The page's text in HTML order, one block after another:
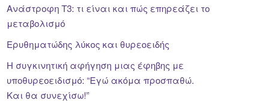
Ανάστροφη Τ3: τι είναι και πώς επηρεάζει το
μεταβολισμό
Ερυθηματώδης λύκος και θυρεοειδής
Η συγκινητική αφήγηση μιας έφηβης με
υποθυρεοειδισμό: “Εγώ ακόμα προσπαθώ.
Και θα συνεχίσω!”